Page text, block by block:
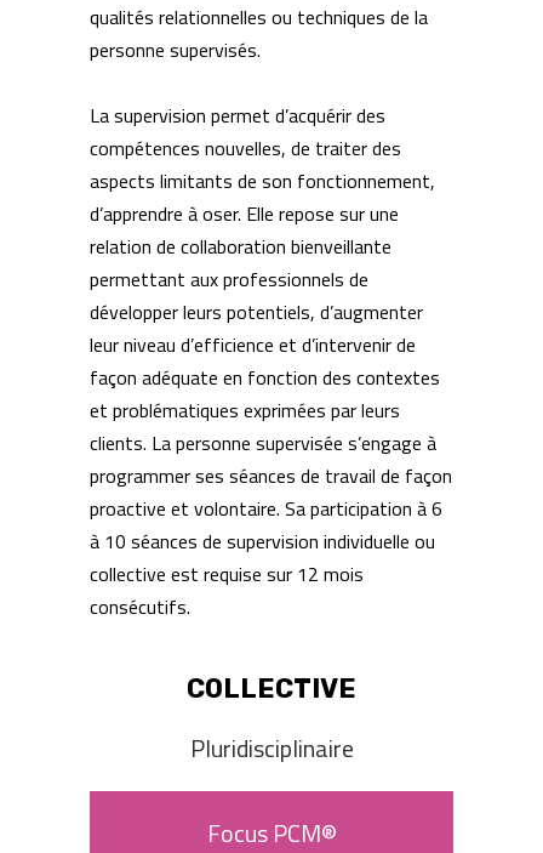
qualités relationnelles ou techniques de la
personne supervisés.
La supervision permet d’acquérir des
compétences nouvelles, de traiter des
aspects limitants de son fonctionnement,
d’apprendre à oser. Elle repose sur une
relation de collaboration bienveillante
permettant aux professionnels de
développer leurs potentiels, d’augmenter
leur niveau d’efficience et d’intervenir de
façon adéquate en fonction des contextes
et problématiques exprimées par leurs
clients. La personne supervisée s’engage à
programmer ses séances de travail de façon
proactive et volontaire. Sa participation à 6
à 10 séances de supervision individuelle ou
collective est requise sur 12 mois
consécutifs.
COLLECTIVE
Pluridisciplinaire
Focus PCM®